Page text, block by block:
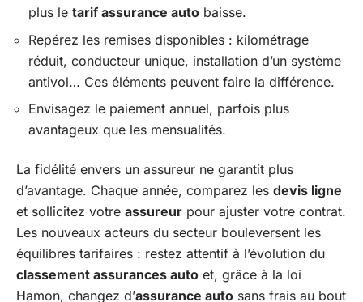
plus le tarif assurance auto baisse.
Repérez les remises disponibles : kilométrage
réduit, conducteur unique, installation d’un système
antivol… Ces éléments peuvent faire la différence.
Envisagez le paiement annuel, parfois plus
avantageux que les mensualités.
La fidélité envers un assureur ne garantit plus
d’avantage. Chaque année, comparez les devis ligne
et sollicitez votre assureur pour ajuster votre contrat.
Les nouveaux acteurs du secteur bouleversent les
équilibres tarifaires : restez attentif à l’évolution du
classement assurances auto et, grâce à la loi
Hamon, changez d’assurance auto sans frais au bout